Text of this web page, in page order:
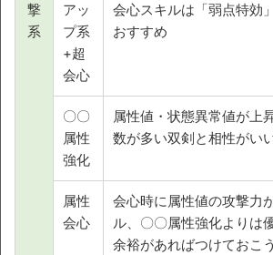
撃
系
アッ
プ系
+超
会心
会心スキルは「弱点特効
おすすめ
〇〇
属性
強化
属性値・状態異常値が上
数が多い双剣と相性がい
属性
会心
会心時に属性値の攻撃力
ル、〇〇属性強化よりは
余裕があればつけておこう